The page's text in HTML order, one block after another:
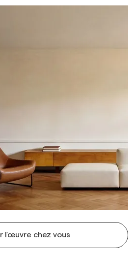
l'œuvre chez vous